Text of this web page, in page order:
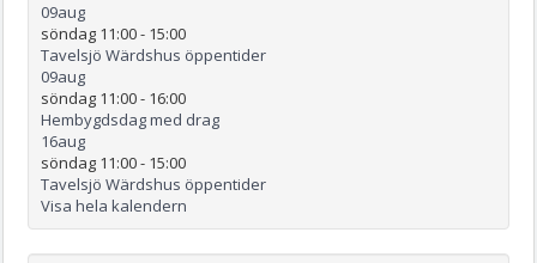
09aug
söndag 11:00- 15:00
Tavelsjö Wärdshus öppentider
09aug
söndag 11:00- 16:00
Hembygdsdag med drag
16aug
söndag 11:00- 15:00
Tavelsjö Wärdshus öppentider
Visa hela kalendern